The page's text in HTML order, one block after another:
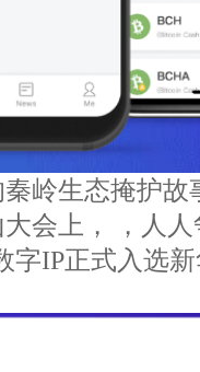
岭生态掩护故
会上， ，人
字IP正式入选